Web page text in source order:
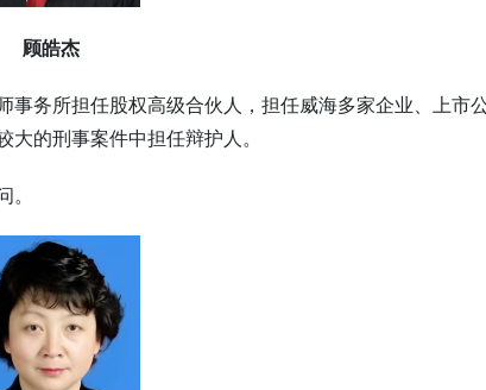
顾皓杰
事务所担任股权高级合伙人，担任威海多家企业、上市
的刑事案件中担任辩护人。